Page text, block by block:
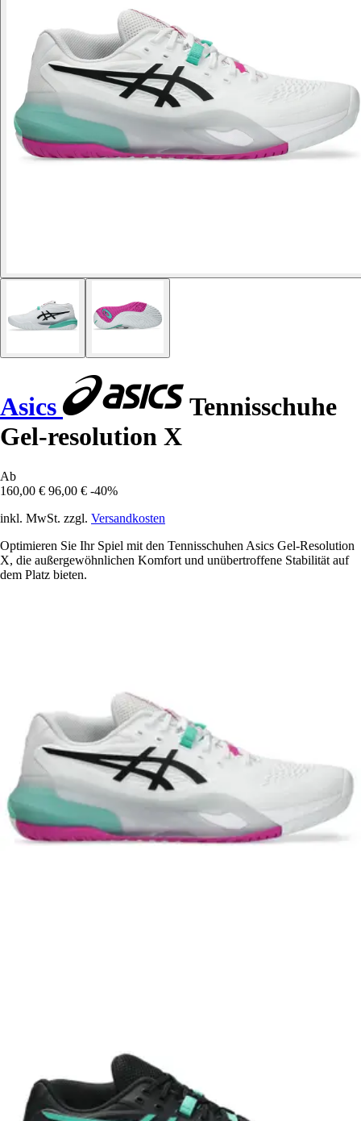
Asics
Tennisschuhe
Gel-resolution X
Ab
160,00 € 96,00 € -40%
inkl. MwSt. zzgl. Versandkosten
Optimieren Sie Ihr Spiel mit den Tennisschuhen Asics Gel-Resolution
X, die außergewöhnlichen Komfort und unübertroffene Stabilität auf
dem Platz bieten.